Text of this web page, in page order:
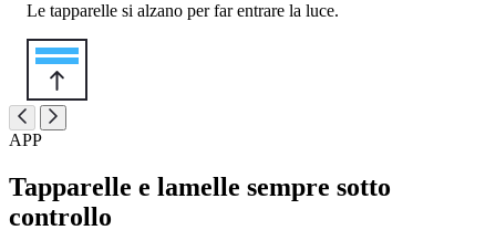
Le tapparelle si alzano per far entrare la luce.
APP
Tapparelle e lamelle sempre sotto
controllo